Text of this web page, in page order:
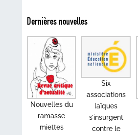
Dernières nouvelles
Nouvelles du
ramasse
miettes
Six
associations
laïques
s’insurgent
contre le